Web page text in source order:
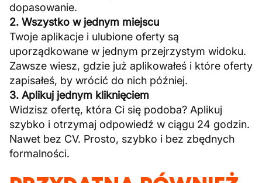
dopasowanie.
2. Wszystko w jednym miejscu
Twoje aplikacje i ulubione oferty są
uporządkowane w jednym przejrzystym widoku.
Zawsze wiesz, gdzie już aplikowałeś i które oferty
zapisałeś, by wrócić do nich później.
3. Aplikuj jednym kliknięciem
Widzisz ofertę, która Ci się podoba? Aplikuj
szybko i otrzymaj odpowiedź w ciągu 24 godzin.
Nawet bez CV. Prosto, szybko i bez zbędnych
formalności.